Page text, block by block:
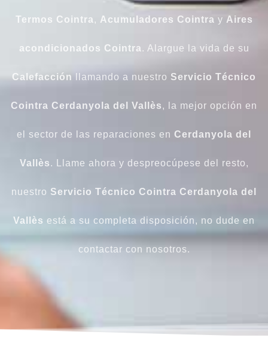
Termos Cointra , Acumuladores Cointra y Aires
acondicionados Cointra . Alargue la vida de su
Calefacción llamando a nuestro Servicio Técnico
Cointra Cerdanyola del Vallès, la mejor opción en
el sector de las reparaciones en Cerdanyola del
Vallès. Llame ahora y despreocúpese del resto,
nuestro Servicio Técnico Cointra Cerdanyola del
Vallès está a su completa disposición, no dude en
contactar con nosotros.